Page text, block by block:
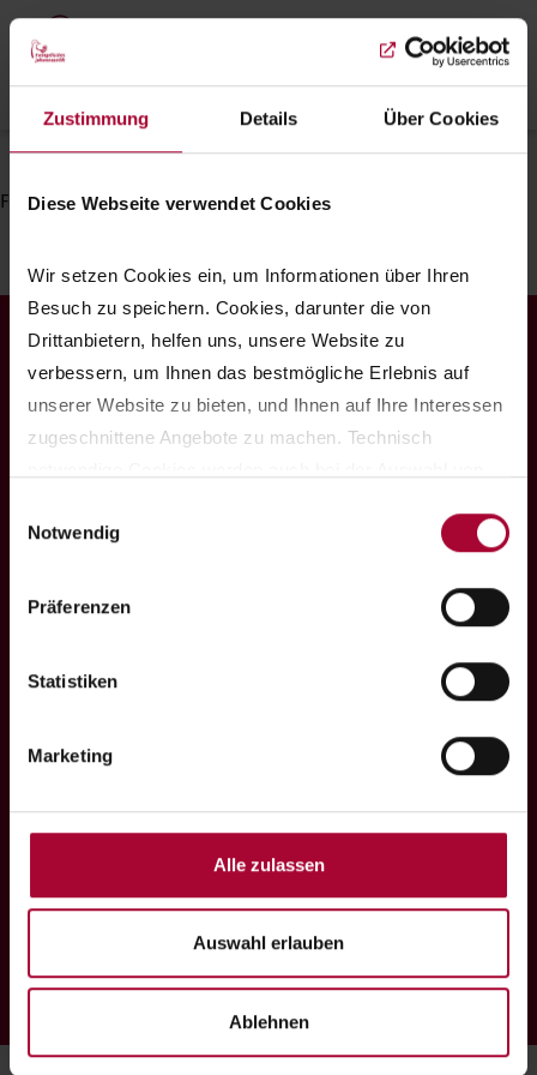
Zustimmung Details Über Cookies
Diese Webseite verwendet Cookies
Wir setzen Cookies ein, um Informationen über Ihren
Besuch zu speichern. Cookies, darunter die von
Drittanbietern, helfen uns, unsere Website zu
verbessern, um Ihnen das bestmögliche Erlebnis auf
unserer Website zu bieten, und Ihnen auf Ihre Interessen
zugeschnittene Angebote zu machen. Technisch
am Seitenende unter Cookie-Einstellungen ändern.
unserer Datenschutzerklärung
Notwendig
Präferenzen
Statistiken
Marketing
Alle zulassen
Auswahl erlauben
Ablehnen
Skip
main
content
Menu
Breadcrumb
Startseite Gottesdienst
Filter einstellen
Impressum
Transparenzseite
Folgen Sie uns
Spendenkonto
Evangelische Bank eG
IBAN: DE12 5206 0410 1500 5115 10
BIC: GENODEF1EK1